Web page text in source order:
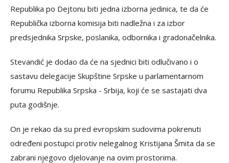
Republika po Dejtonu biti jedna izborna jedinica, te da će
Republička izborna komisija biti nadležna i za izbor
predsjednika Srpske, poslanika, odbornika i gradonačelnika.
Stevandić je dodao da će na sjednici biti odlučivano i o
sastavu delegacije Skupštine Srpske u parlamentarnom
forumu Republika Srpska - Srbija, koji će se sastajati dva
puta godišnje.
On je rekao da su pred evropskim sudovima pokrenuti
određeni postupci protiv nelegalnog Kristijana Šmita da se
zabrani njegovo djelovanje na ovim prostorima.